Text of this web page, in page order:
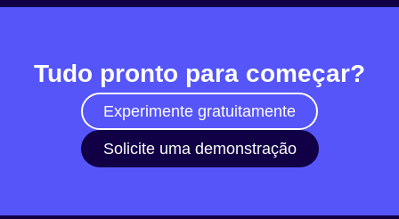
Tudo pronto para começar?
Experimente gratuitamente
Solicite uma demonstração